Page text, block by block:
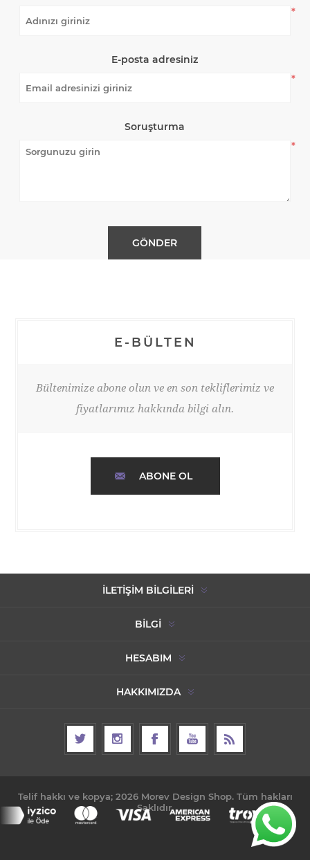
*
E-posta adresiniz
*
Soruşturma
*
E-BÜLTEN
Bültenimize abone olun ve en son tekliflerimiz ve
fiyatlarımız hakkında bilgi alın.
ABONE OL
İLETIŞIM BILGILERI
BILGI
HESABIM
HAKKIMIZDA
Telif hakkı ve kopya; 2026 Morev Design Shop. Tüm hakları
Saklıdır.